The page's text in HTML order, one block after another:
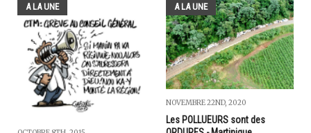
A LA UNE A LA UNE
NOVEMBRE 22ND, 2020
Les POLLUEURS sont des